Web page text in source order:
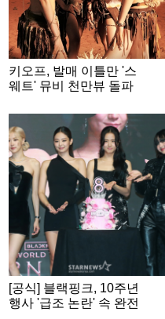
키오프, 발매 이틀만 '스
웨트' 뮤비 천만뷰 돌파
[공식] 블랙핑크, 10주년
행사 '급조 논란' 속 완전